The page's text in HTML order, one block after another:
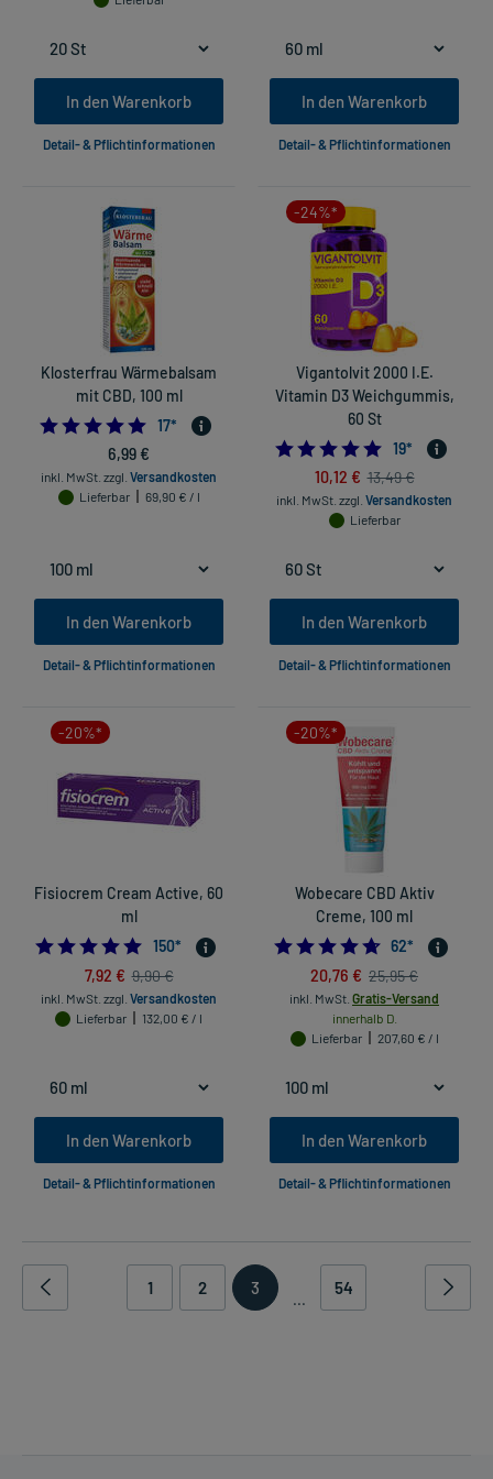
In den Warenkorb
Detail- & Pflichtinformationen
In den Warenkorb
Detail- & Pflichtinformationen
Klosterfrau Wärmebalsam
mit CBD, 100 ml
4.882352941176471
17*
6,99 €
inkl. MwSt. zzgl. Versandkosten
Lieferbar
69,90 € / l
In den Warenkorb
Detail- & Pflichtinformationen
-24%*
Vigantolvit 2000 I.E.
Vitamin D3 Weichgummis,
60 St
19*
10,12 € 13,49 €
inkl. MwSt. zzgl. Versandkosten
Lieferbar
In den Warenkorb
Detail- & Pflichtinformationen
-20%*
Fisiocrem Cream Active, 60
ml
4.833333333333333
150*
7,92 € 9,90 €
inkl. MwSt. zzgl. Versandkosten
Lieferbar
132,00 € / l
In den Warenkorb
Detail- & Pflichtinformationen
-20%*
Wobecare CBD Aktiv
Creme, 100 ml
62*
20,76 € 25,95 €
inkl. MwSt. Gratis-Versand
innerhalb D.
Lieferbar
207,60 € / l
In den Warenkorb
Detail- & Pflichtinformationen
1 2 3
...
54